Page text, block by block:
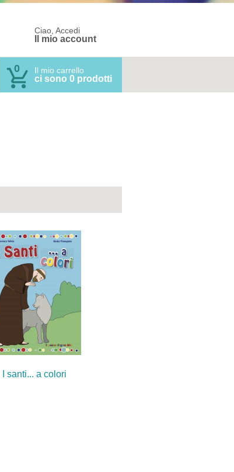
Ciao, Accedi
Il mio account
0 Il mio carrello
ci sono 0 prodotti
I santi... a colori